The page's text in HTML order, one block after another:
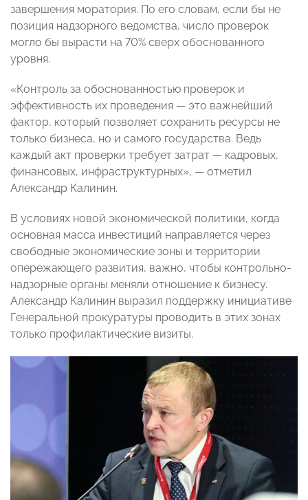
завершения моратория. По его словам, если бы не
позиция надзорного ведомства, число проверок
могло бы вырасти на 70% сверх обоснованного
уровня.
«Контроль за обоснованностью проверок и
эффективность их проведения — это важнейший
фактор, который позволяет сохранить ресурсы не
только бизнеса, но и самого государства. Ведь
каждый акт проверки требует затрат — кадровых,
финансовых, инфраструктурных», — отметил
Александр Калинин.
В условиях новой экономической политики, когда
основная масса инвестиций направляется через
свободные экономические зоны и территории
опережающего развития, важно, чтобы контрольно-
надзорные органы меняли отношение к бизнесу.
Александр Калинин выразил поддержку инициативе
Генеральной прокуратуры проводить в этих зонах
только профилактические визиты.